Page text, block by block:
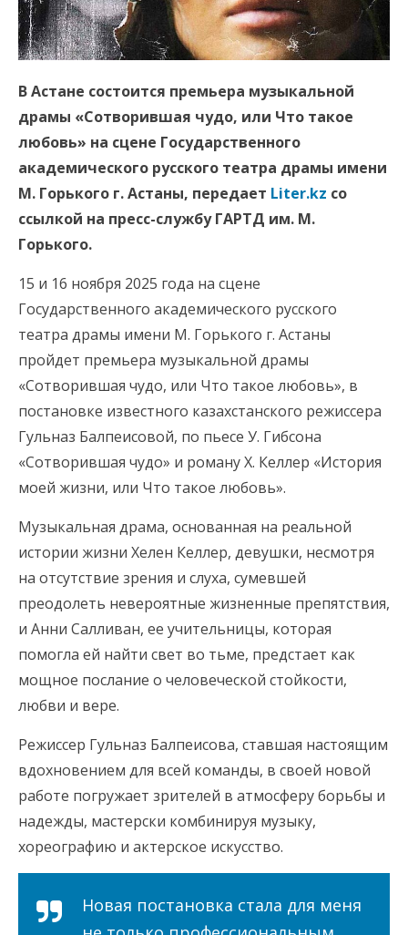
В Астане состоится премьера музыкальной
драмы «Сотворившая чудо, или Что такое
любовь» на сцене Государственного
академического русского театра драмы имени
М. Горького г. Астаны, передает Liter.kz со
ссылкой на пресс-службу ГАРТД им. М.
Горького.
15 и 16 ноября 2025 года на сцене
Государственного академического русского
театра драмы имени М. Горького г. Астаны
пройдет премьера музыкальной драмы
«Сотворившая чудо, или Что такое любовь», в
постановке известного казахстанского режиссера
Гульназ Балпеисовой, по пьесе У. Гибсона
«Сотворившая чудо» и роману Х. Келлер «История
моей жизни, или Что такое любовь».
Музыкальная драма, основанная на реальной
истории жизни Хелен Келлер, девушки, несмотря
на отсутствие зрения и слуха, сумевшей
преодолеть невероятные жизненные препятствия,
и Анни Салливан, ее учительницы, которая
помогла ей найти свет во тьме, предстает как
мощное послание о человеческой стойкости,
любви и вере.
Режиссер Гульназ Балпеисова, ставшая настоящим
вдохновением для всей команды, в своей новой
работе погружает зрителей в атмосферу борьбы и
надежды, мастерски комбинируя музыку,
хореографию и актерское искусство.
Новая постановка стала для меня